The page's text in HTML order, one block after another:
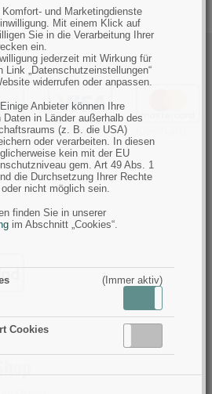
und Marketingdienste
Mit einem Klick auf
Sie in die Verarbeitung Ihrer
ein.
jederzeit mit Wirkung für
Link „Datenschutzeinstellungen“
widerrufen oder anpassen.
Anbieter können Ihre
Daten in Länder außerhalb des
(z. B. die USA)
oder verarbeiten. In diesen
kein mit der EU
gem. Art 49 Abs. 1
die Durchsetzung Ihrer Rechte
nicht möglich sein.
finden Sie in unserer
im Abschnitt „Cookies“.
(Immer aktiv)
Cookies
Kreditkarte